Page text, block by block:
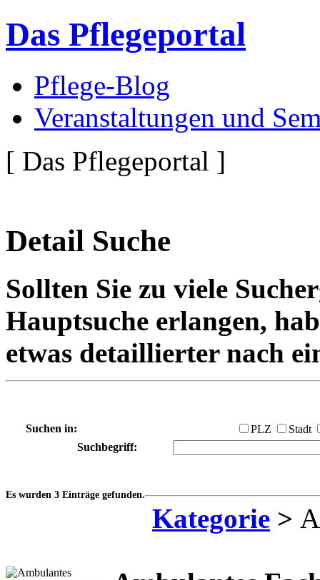
Das Pflegeportal
Pflege-Blog
Veranstaltungen und
[ Das Pflegeportal ]
Detail Suche
Sollten Sie zu viele
Hauptsuche erlangen,
etwas detaillierter nach
Suchen in: PLZ
Stadt
Suchbegriff:
Es wurden 3 Einträge gefunden.
Kategorie >